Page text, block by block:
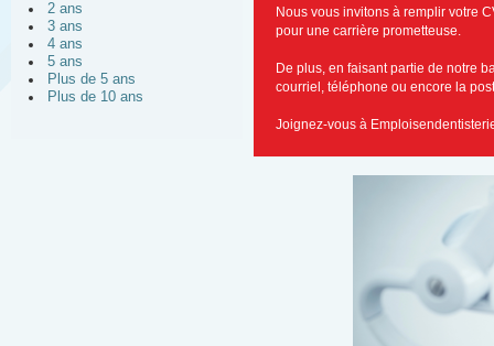
2 ans
3 ans
4 ans
5 ans
Plus de 5 ans
Plus de 10 ans
Nous vous invitons à remplir votre
pour une carrière prometteuse.
De plus, en faisant partie de notre
courriel, téléphone ou encore la
Joignez-vous à